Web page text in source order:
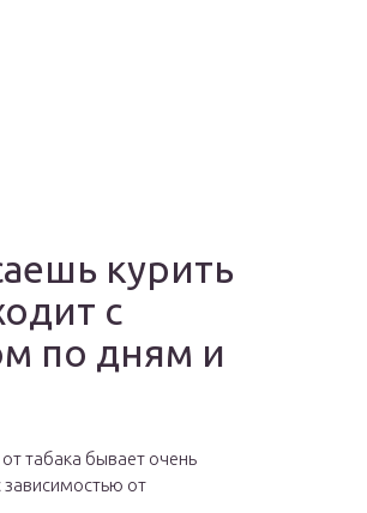
курить
с
по дням и
табака бывает очень
зависимостью от